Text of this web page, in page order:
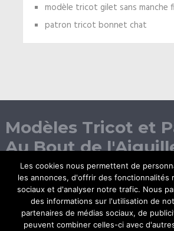
modèle tricot gilet sans manche
patron tricot bonnet chat
Modèles Tricot et
Au Bout de
Les cookies nous permettent de
les annonces, d'offrir des fonctionnalités
sociaux et d'analyser notre trafic. Nous
des informations sur l'utilisation de
partenaires de médias sociaux, de
peuvent combiner celles-ci avec